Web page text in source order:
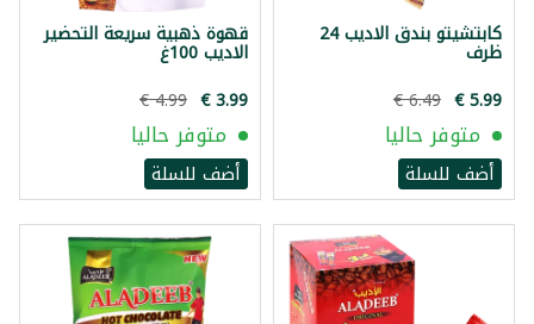
كابتشيتو بندق الاديب 24
ظرف
متوفر حاليا
أضف للسلة
قهوة ذهبية سريعة التحضير
الاديب 100غ
متوفر حاليا
أضف للسلة